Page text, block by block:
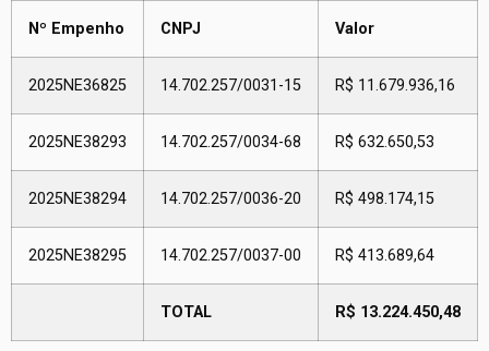
Nº Empenho CNPJ Valor
2025NE36825 14.702.257/0031-15 R$ 11.679.936,16
2025NE38293 14.702.257/0034-68 R$ 632.650,53
2025NE38294 14.702.257/0036-20 R$ 498.174,15
2025NE38295 14.702.257/0037-00 R$ 413.689,64
TOTAL R$ 13.224.450,48